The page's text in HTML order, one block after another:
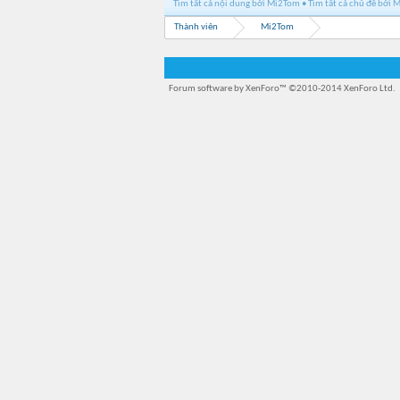
Tìm tất cả nội dung bởi Mi2Tom Tìm tất cả chủ đề bởi
Thành viên Mi2Tom
Forum software by XenForo™ ©2010-2014 XenForo Ltd.